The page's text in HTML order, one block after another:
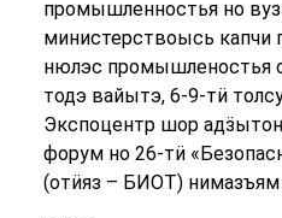
промышленностья но
министерствоысь
нюлэс промышленостья
тодэ вайытэ, 6-9-тӥ
Экспоцентр шор
форум но 26-тӥ
(отӥяз – БИОТ)